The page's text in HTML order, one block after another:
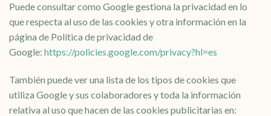
Puede consultar como Google gestiona la privacidad en lo
que respecta al uso de las cookies y otra información en la
página de Política de privacidad de
Google: https://policies.google.com/privacy?hl=es
También puede ver una lista de los tipos de cookies que
utiliza Google y sus colaboradores y toda la información
relativa al uso que hacen de las cookies publicitarias en: